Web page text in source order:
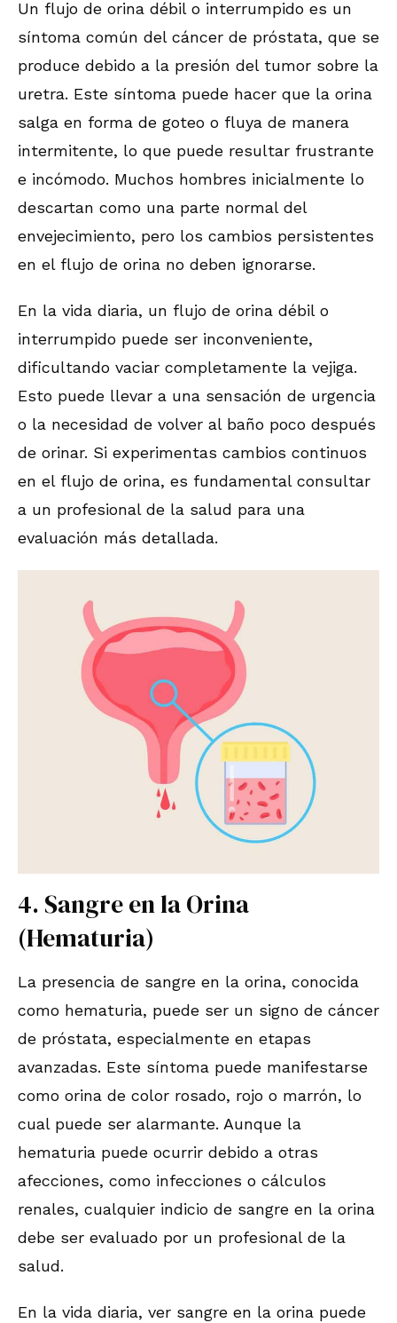
Un flujo de orina débil o interrumpido es un
síntoma común del cáncer de próstata, que se
produce debido a la presión del tumor sobre la
uretra. Este síntoma puede hacer que la orina
salga en forma de goteo o fluya de manera
intermitente, lo que puede resultar frustrante
e incómodo. Muchos hombres inicialmente lo
descartan como una parte normal del
envejecimiento, pero los cambios persistentes
en el flujo de orina no deben ignorarse.
En la vida diaria, un flujo de orina débil o
interrumpido puede ser inconveniente,
dificultando vaciar completamente la vejiga.
Esto puede llevar a una sensación de urgencia
o la necesidad de volver al baño poco después
de orinar. Si experimentas cambios continuos
en el flujo de orina, es fundamental consultar
a un profesional de la salud para una
evaluación más detallada.
4. Sangre en la Orina
(Hematuria)
La presencia de sangre en la orina, conocida
como hematuria, puede ser un signo de cáncer
de próstata, especialmente en etapas
avanzadas. Este síntoma puede manifestarse
como orina de color rosado, rojo o marrón, lo
cual puede ser alarmante. Aunque la
hematuria puede ocurrir debido a otras
afecciones, como infecciones o cálculos
renales, cualquier indicio de sangre en la orina
debe ser evaluado por un profesional de la
salud.
En la vida diaria, ver sangre en la orina puede